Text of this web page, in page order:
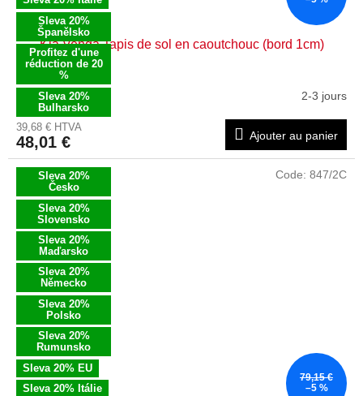
Sleva 20%
Španělsko
Profitez d'une
réduction de 20
%
Sleva 20%
Bulharsko
Kia Venga Tapis de sol en caoutchouc (bord 1cm)
2-3 jours
39,68 € HTVA
48,01 € Ajouter au panier
Sleva 20%
Česko
Sleva 20%
Slovensko
Sleva 20%
Maďarsko
Sleva 20%
Německo
Sleva 20%
Polsko
Sleva 20%
Rumunsko
Sleva 20% EU
Sleva 20% Itálie
79,15 €
–5 %
Code: 847/2C